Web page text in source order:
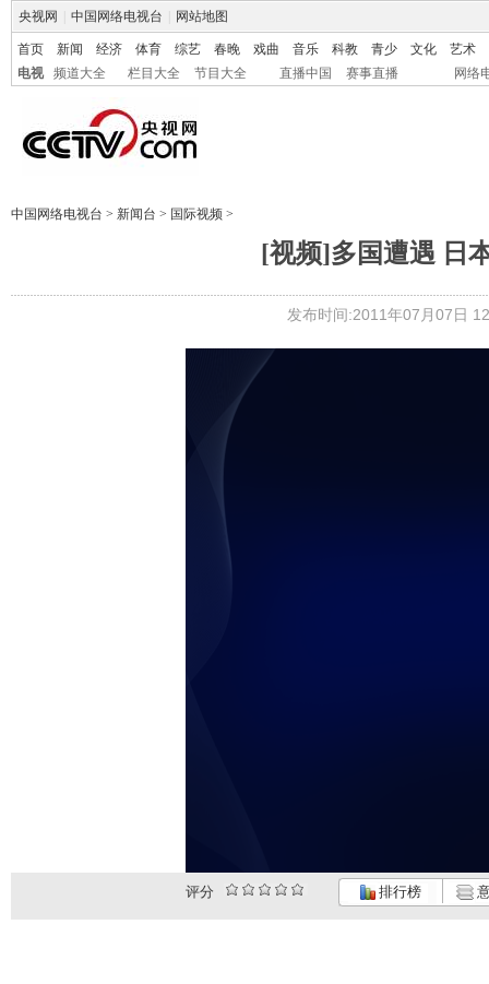
央视网 中国网络电视台 网站地图
首页 新闻 经济 体育 综艺 春晚 戏曲 音乐 科教 青少 文化
艺术
电视
频道大全 栏目大全 节目大全 直播中国 赛事直播 网络
中国网络电视台 > 新闻台 > 国际视频 >
[视频]多国遭遇 日
发布时间:2011年07月07日
评分 排行榜